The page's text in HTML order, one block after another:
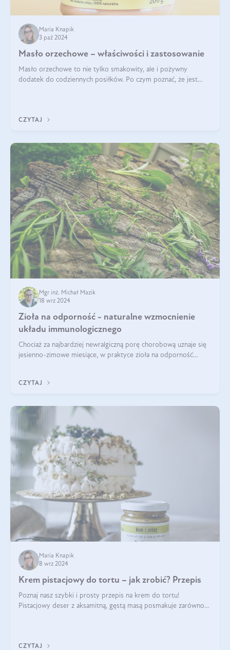
Maria Knapik
3 paź 2024
Masło orzechowe – właściwości i zastosowanie
Masło orzechowe to nie tylko smakowity, ale i pożywny
dodatek do codziennych posiłków. Po czym poznać, że jest
CZYTAJ
Mgr inż. Michał Mazik
18 wrz 2024
Zioła na odporność - naturalne wzmocnienie
układu immunologicznego
Chociaż za najbardziej newralgiczną porę chorobową uznaje się
jesienno-zimowe miesiące, w praktyce zioła na odporność
CZYTAJ
Maria Knapik
8 wrz 2024
Krem pistacjowy do tortu – jak zrobić? Przepis
Poznaj nasz szybki i prosty przepis na krem do tortu!
Pistacjowy deser z aksamitną, gęstą masą posmakuje zarówno
CZYTAJ